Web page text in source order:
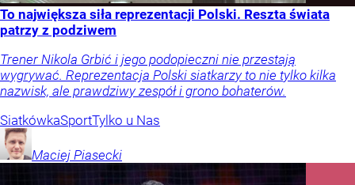
To największa siła reprezentacji Polski. Reszta świata
patrzy z podziwem
Trener Nikola Grbić i jego podopieczni nie przestają
wygrywać. Reprezentacja Polski siatkarzy to nie tylko kilka
nazwisk, ale prawdziwy zespół i grono bohaterów.
SiatkówkaSportTylko u Nas
Maciej Piasecki